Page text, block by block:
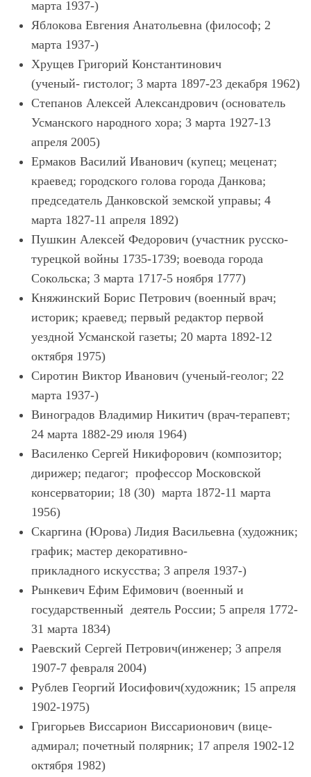
марта 1937-)
Яблокова Евгения Анатольевна (философ; 2
марта 1937-)
Хрущев Григорий Константинович
(ученый- гистолог; 3 марта 1897-23 декабря 1962)
Степанов Алексей Александрович (основатель
Усманского народного хора; 3 марта 1927-13
апреля 2005)
Ермаков Василий Иванович (купец; меценат;
краевед; городского голова города Данкова;
председатель Данковской земской управы; 4
марта 1827-11 апреля 1892)
Пушкин Алексей Федорович (участник русско-
турецкой войны 1735-1739; воевода города
Сокольска; 3 марта 1717-5 ноября 1777)
Княжинский Борис Петрович (военный врач;
историк; краевед; первый редактор первой
уездной Усманской газеты; 20 марта 1892-12
октября 1975)
Сиротин Виктор Иванович (ученый-геолог; 22
марта 1937-)
Виноградов Владимир Никитич (врач-терапевт;
24 марта 1882-29 июля 1964)
Василенко Сергей Никифорович (композитор;
дирижер; педагог; профессор Московской
консерватории; 18 (30) марта 1872-11 марта
1956)
Скаргина (Юрова) Лидия Васильевна (художник;
график; мастер декоративно-
прикладного искусства; 3 апреля 1937-)
Рынкевич Ефим Ефимович (военный и
государственный деятель России; 5 апреля 1772-
31 марта 1834)
Раевский Сергей Петрович(инженер; 3 апреля
1907-7 февраля 2004)
Рублев Георгий Иосифович(художник; 15 апреля
1902-1975)
Григорьев Виссарион Виссарионович (вице-
адмирал; почетный полярник; 17 апреля 1902-12
октября 1982)